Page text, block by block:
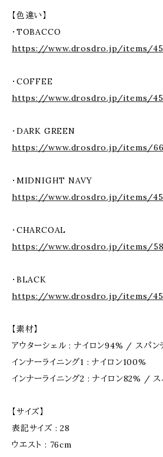
【色違い】
・TOBACCO
https://www.drosdro.jp/items/
・COFFEE
https://www.drosdro.jp/items/
・DARK GREEN
https://www.drosdro.jp/items/
・MIDNIGHT NAVY
https://www.drosdro.jp/items/
・CHARCOAL
https://www.drosdro.jp/items/
・BLACK
https://www.drosdro.jp/items/
【素材】
アウターシェル : ナイロン94% / スパン
インナーライニング1 : ナイロン100%
インナーライニング2 : ナイロン82% / ス
【サイズ】
表記サイズ : 28
ウエスト : 76cm